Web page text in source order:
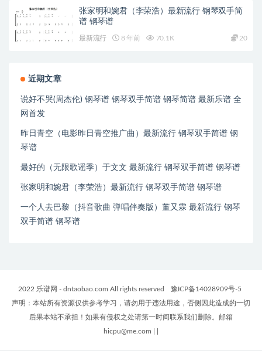
张家明和婉君（李荣浩）最新流行 钢琴双手简
谱 钢琴谱
最新流行 8 年前 70.1K 20
近期文章
说好不哭(周杰伦) 钢琴谱 钢琴双手简谱 钢琴简谱 最新乐谱 全
网首发
昨日青空（电影昨日青空推广曲）最新流行 钢琴双手简谱 钢
琴谱
最好的（无限歌谣季）于文文 最新流行 钢琴双手简谱 钢琴谱
张家明和婉君（李荣浩）最新流行 钢琴双手简谱 钢琴谱
一个人去巴黎（抖音歌曲 弹唱伴奏版）董又霖 最新流行 钢琴
双手简谱 钢琴谱
2022 乐谱网 - dntaobao.com All rights reserved
豫ICP备14028909号-5
声明：本站所有资源仅供参考学习，请勿用于违法用途，否侧因此造成的一切
后果本站不承担！如果有侵权之处请第一时间联系我们删除。邮箱
hicpu@me.com